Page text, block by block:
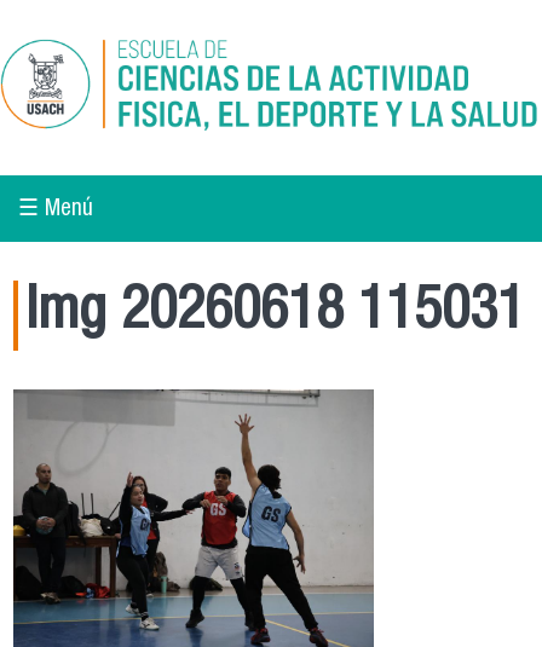
☰ Menú
Img 20260618 115031